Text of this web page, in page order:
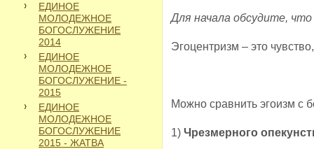
ЕДИНОЕ
МОЛОДЕЖНОЕ
БОГОСЛУЖЕНИЕ
2014
ЕДИНОЕ
МОЛОДЕЖНОЕ
БОГОСЛУЖЕНИЕ -
2015
ЕДИНОЕ
МОЛОДЕЖНОЕ
БОГОСЛУЖЕНИЕ
2015 - ЖАТВА
Для начала обсудите,
Эгоцентризм – это
Можно сравнить эгоизм с
1) Чрезмерного